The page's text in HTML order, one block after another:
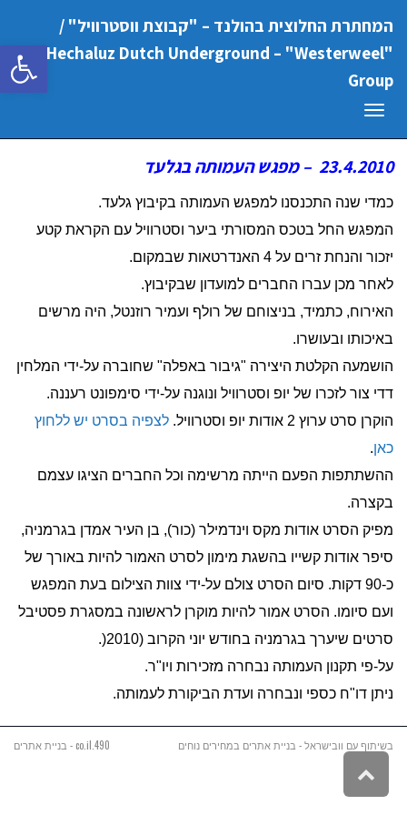
פתח
המחתרת החלוצית בהולנד – "קבוצת ווסטרוויל" /
"Hechaluz Dutch Underground – "Westerweel
Group
תפריט
23.4.2010 – מפגש העמותה בגלעד
כמדי שנה התכנסנו למפגש העמותה בקיבוץ גלעד.
המפגש החל בטכס המסורתי ביער וסטרוויל עם הקראת קטע
יזכור והנחת זרים על 4 האנדרטאות שבמקום.
לאחר מכן עברו החברים למועדון שבקיבוץ.
האירוח, כתמיד, בניצוחם של רולף ועמיר רוזנטל, היה מרשים
באיכותו ובעושרו.
הושמעה הקלטת היצירה "גיבור באפלה" שחוברה על-ידי המלחין
דדי צור לזכרו של יופ וסטרוויל ונוגנה על-ידי סימפונט רעננה.
הוקרן סרט ערוץ 2 אודות יופ וסטרוויל.
לצפיה בסרט יש ללחוץ
כאן.
ההשתתפות הפעם הייתה מרשימה וכל החברים הציגו עצמם
בקצרה.
מפיק הסרט אודות מקס וינדמילר (כור), בן העיר אמדן בגרמניה,
סיפר אודות קשייו בהשגת מימון לסרט האמור להיות באורך של
כ-90 דקות. סיום הסרט צולם על-ידי צוות הצילום בעת המפגש
ועם סיומו. הסרט אמור להיות מוקרן לראשונה במסגרת פסטיבל
סרטים שיערך בגרמניה בחודש יוני הקרוב (2010(.
על-פי תקנון העמותה נבחרה מזכירות ויו"ר.
ניתן דו"ח כספי ונבחרה ועדת הביקורת לעמותה.
בשיתוף עם וובישראל - בניית אתרים במחירים נוחים 490.co.il - בניית אתרים
לראש